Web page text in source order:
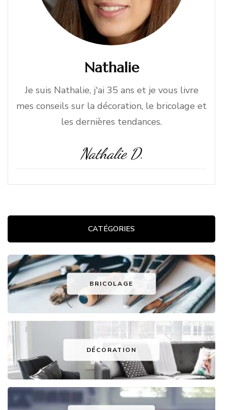
Nathalie
Je suis Nathalie, j'ai 35 ans et je vous livre
mes conseils sur la décoration, le bricolage et
les dernières tendances.
Nathalie D.
CATÉGORIES
BRICOLAGE
DÉCORATION